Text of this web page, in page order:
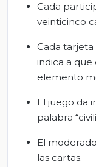
Cada
veinticinco
Cada
indica a
elemento
El juego da
palabra
El
las cartas.